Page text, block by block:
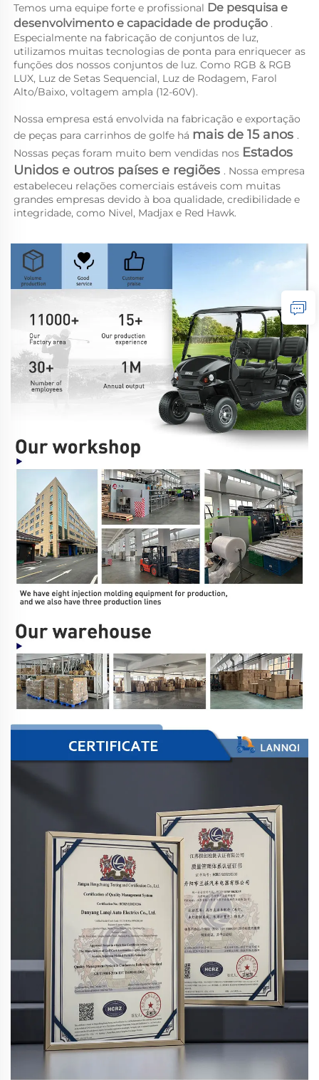
Temos uma equipe forte e profissional De pesquisa e
desenvolvimento e capacidade de produção .
Especialmente na fabricação de conjuntos de luz,
utilizamos muitas tecnologias de ponta para enriquecer as
funções dos nossos conjuntos de luz. Como RGB & RGB
LUX, Luz de Setas Sequencial, Luz de Rodagem, Farol
Alto/Baixo, voltagem ampla (12-60V).
Nossa empresa está envolvida na fabricação e exportação
de peças para carrinhos de golfe há mais de 15 anos .
Nossas peças foram muito bem vendidas nos Estados
Unidos e outros países e regiões . Nossa empresa
estabeleceu relações comerciais estáveis com muitas
grandes empresas devido à boa qualidade, credibilidade e
integridade, como Nivel, Madjax e Red Hawk.